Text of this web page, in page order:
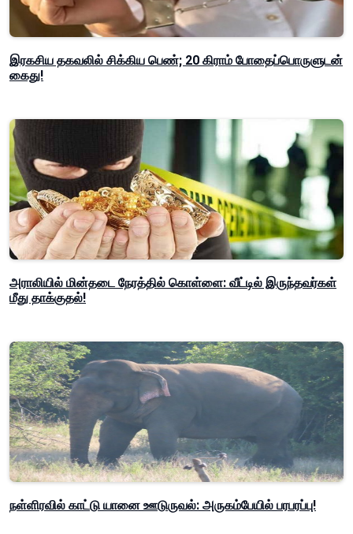
இரகசிய தகவலில் சிக்கிய பெண்; 20 கிராம் போதைப்பொருளுடன்
கைது!
அராலியில் மின்தடை நேரத்தில் கொள்ளை: வீட்டில் இருந்தவர்கள்
மீது தாக்குதல்!
நள்ளிரவில் காட்டு யானை ஊடுருவல்: அருகம்பேயில் பரபரப்பு!